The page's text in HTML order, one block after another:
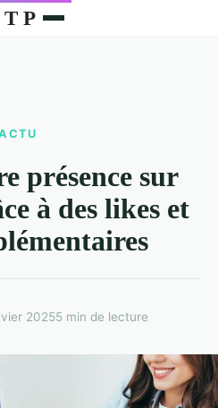
T P
présence sur
à des likes et
20255 min de lecture